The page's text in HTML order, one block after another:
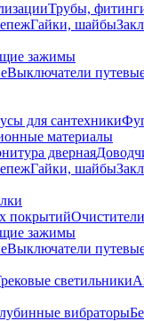
Трубы,
Гайки, шайбы
зажимы
Выключатели
для сантехники
материалы
дверная
Гайки, шайбы
покрытий
зажимы
Выключатели
светильники
вибраторы